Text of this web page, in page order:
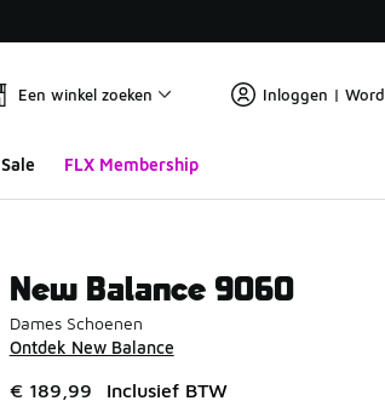
Een winkel zoeken Inloggen |
Sale FLX Membership
New Balance 9060
Dames Schoenen
Ontdek New Balance
€ 189,99 Inclusief BTW